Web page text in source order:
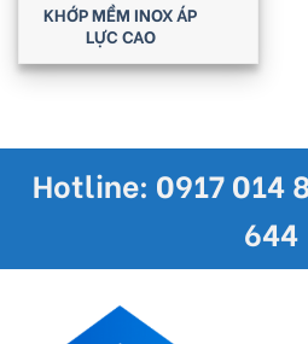
KHỚP MỀM INOX ÁP
LỰC CAO
Hotline: 0917 014
644